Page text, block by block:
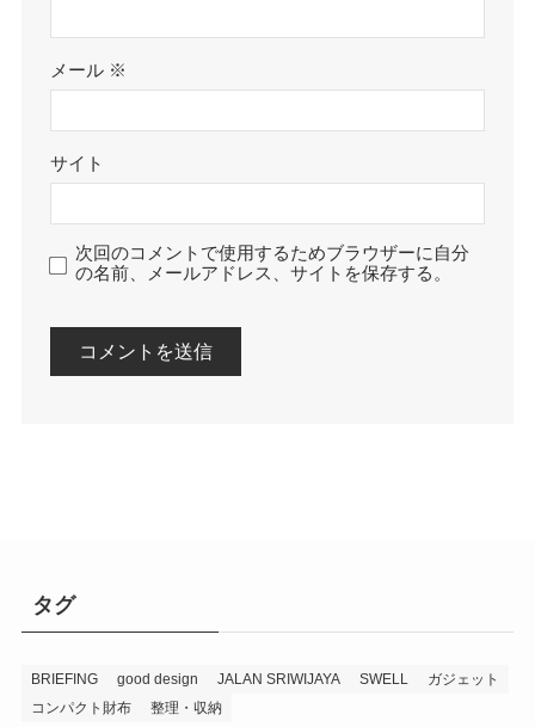
メール ※
サイト
次回のコメントで使用するためブラウザーに自分
の名前、メールアドレス、サイトを保存する。
タグ
BRIEFING good design JALAN SRIWIJAYA SWELL
ガジェット
コンパクト財布
整理・収納